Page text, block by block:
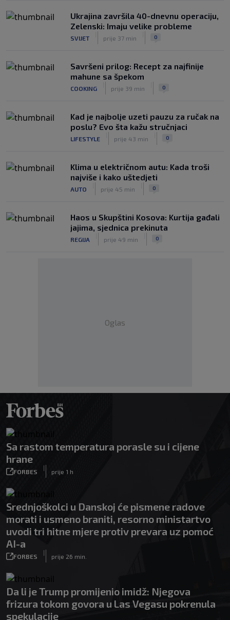
Ukrajina završila 40-dnevnu operaciju,
Zelenski: Imaju velike probleme
SVIJET prije 37 min 0
Savršeni prilog: Recept za najfinije
mahune sa špekom
COOKING prije 39 min 0
Kad je najbolje uzeti pauzu za ručak na
poslu? Evo šta kažu stručnjaci
LIFESTYLE prije 43 min 0
Klima u električnom autu: Kada troši
najviše i kako uštedjeti
AUTO prije 45 min 0
Haos u Skupštini Kosova: Kurtija gađali
jajima, sjednica prekinuta
REGIJA prije 49 min 0
Oglas
Sa rastom temperatura porasle su i cijene
hrane
FORBES
|
prije 1 h
Srednjoškolci u Danskoj će pismene radove
morati i usmeno braniti, resorno ministartvo
uvodi tri hitne mjere protiv prevara uz pomoć
AI-a
FORBES
|
prije 26 min.
Da li je Trump promijenio imidž: Njegova
frizura tokom govora u Las Vegasu pokrenula
spekulacije